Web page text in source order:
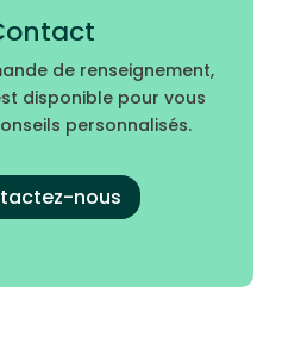
de renseignement,
disponible pour vous
personnalisés.
nous